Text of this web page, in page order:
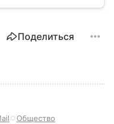
Поделиться
Общество